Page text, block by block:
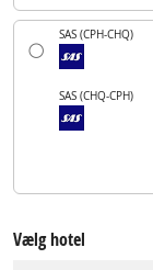
SAS (CPH-CHQ)
SAS (CHQ-CPH)
Vælg hotel